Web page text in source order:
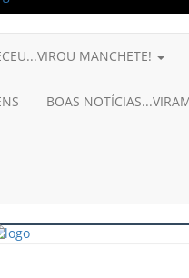
MANCHETE!
BOAS